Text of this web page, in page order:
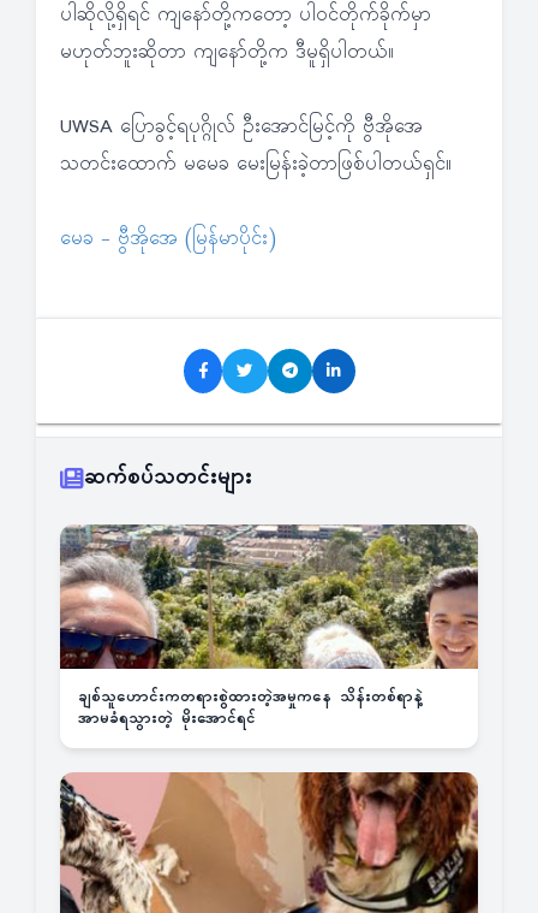
ပါဆိုလို့ရှိရင် ကျနော်တို့ကတော့ ပါဝင်တိုက်ခိုက်မှာ
မဟုတ်ဘူးဆိုတာ ကျနော်တို့က ဒီမူရှိပါတယ်။
UWSA ပြောခွင့်ရပုဂ္ဂိုလ် ဦးအောင်မြင့်ကို ဗွီအိုအေ
သတင်းထောက် မမေခ မေးမြန်းခဲ့တာဖြစ်ပါတယ်ရှင်။
မေခ - ဗွီအိုအေ (မြန်မာပိုင်း)
ဆက်စပ်သတင်းများ
ချစ်သူဟောင်းကတရားစွဲထားတဲ့အမှုကနေ သိန်းတစ်ရာနဲ့
အာမခံရသွားတဲ့ မိုးအောင်ရင်